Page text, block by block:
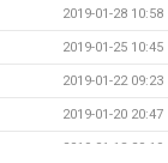
2019-01-28 10:58
2019-01-25 10:45
2019-01-22 09:23
2019-01-20 20:47
2019-01-18 20:19